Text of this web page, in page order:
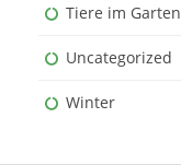
Tiere im Garten
Uncategorized
Winter